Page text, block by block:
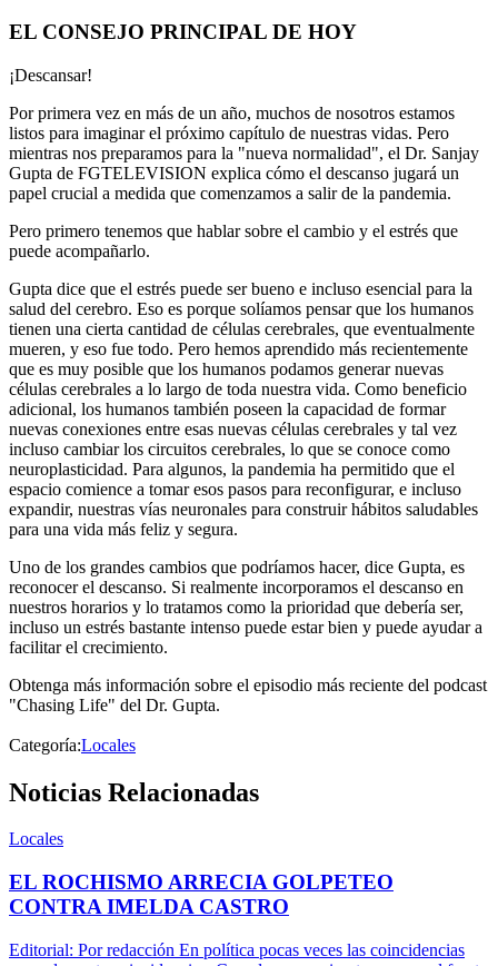
EL CONSEJO PRINCIPAL DE HOY
¡Descansar!
Por primera vez en más de un año, muchos de nosotros estamos
listos para imaginar el próximo capítulo de nuestras vidas. Pero
mientras nos preparamos para la "nueva normalidad", el Dr. Sanjay
Gupta de FGTELEVISION explica cómo el descanso jugará un
papel crucial a medida que comenzamos a salir de la pandemia.
Pero primero tenemos que hablar sobre el cambio y el estrés que
puede acompañarlo.
Gupta dice que el estrés puede ser bueno e incluso esencial para la
salud del cerebro. Eso es porque solíamos pensar que los humanos
tienen una cierta cantidad de células cerebrales, que eventualmente
mueren, y eso fue todo. Pero hemos aprendido más recientemente
que es muy posible que los humanos podamos generar nuevas
células cerebrales a lo largo de toda nuestra vida. Como beneficio
adicional, los humanos también poseen la capacidad de formar
nuevas conexiones entre esas nuevas células cerebrales y tal vez
incluso cambiar los circuitos cerebrales, lo que se conoce como
neuroplasticidad. Para algunos, la pandemia ha permitido que el
espacio comience a tomar esos pasos para reconfigurar, e incluso
expandir, nuestras vías neuronales para construir hábitos saludables
para una vida más feliz y segura.
Uno de los grandes cambios que podríamos hacer, dice Gupta, es
reconocer el descanso. Si realmente incorporamos el descanso en
nuestros horarios y lo tratamos como la prioridad que debería ser,
incluso un estrés bastante intenso puede estar bien y puede ayudar a
facilitar el crecimiento.
Obtenga más información sobre el episodio más reciente del podcast
"Chasing Life" del Dr. Gupta.
Categoría:Locales
Noticias Relacionadas
Locales
EL ROCHISMO ARRECIA GOLPETEO
CONTRA IMELDA CASTRO
Editorial: Por redacción En política pocas veces las coincidencias